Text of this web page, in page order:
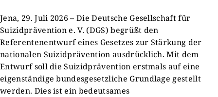
Jena, 29. Juli 2026 – Die Deutsche Gesellschaft für
Suizidprävention e. V. (DGS) begrüßt den
Referentenentwurf eines Gesetzes zur Stärkung der
nationalen Suizidprävention ausdrücklich. Mit dem
Entwurf soll die Suizidprävention erstmals auf eine
eigenständige bundesgesetzliche Grundlage gestellt
werden. Dies ist ein bedeutsames